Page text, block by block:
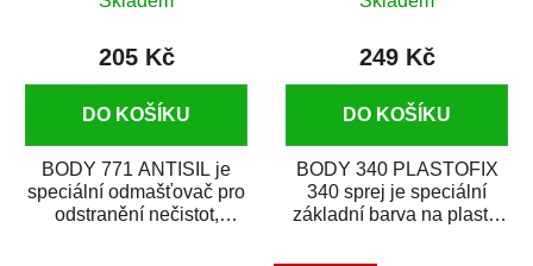
205 Kč
DO KOŠÍKU
BODY 771 ANTISIL je
speciální odmašťovač pro
odstranění nečistot,
249 Kč
DO KOŠÍKU
BODY 340 PLASTOFIX
340 sprej je speciální
základní barva na plasty,
vrchních...